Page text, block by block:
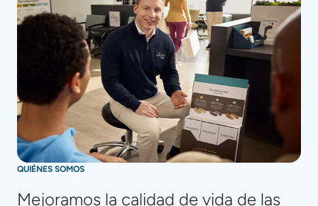
QUIÉNES SOMOS
Mejoramos la calidad de vida de las